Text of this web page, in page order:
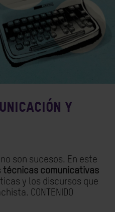
y
son sucesos. En este
técnicas comunicativas
y los discursos que
CONTENIDO